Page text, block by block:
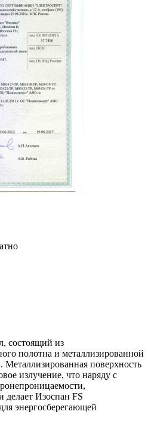
состоящий из
полотна и металлизированной
поверхность
излучение, что наряду с
делает Изоспан FS
энергосберегающей